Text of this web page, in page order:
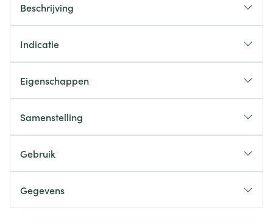
Beschrijving
Indicatie
Eigenschappen
Samenstelling
Gebruik
Gegevens